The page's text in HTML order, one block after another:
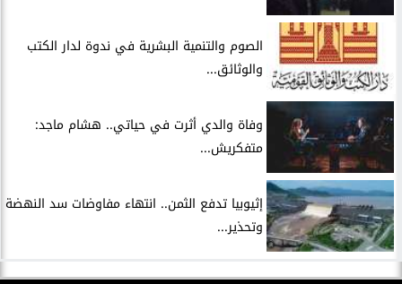
الصوم والتنمية البشرية في ندوة لدار الكتب
والوثائق...
وفاة والدي أثرت في حياتي.. هشام ماجد:
متفكريش...
إثيوبيا تدفع الثمن.. انتهاء مفاوضات سد النهضة
وتحذير...